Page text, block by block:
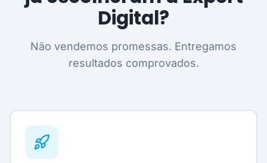
Digital?
Não vendemos promessas. Entregamos
resultados comprovados.